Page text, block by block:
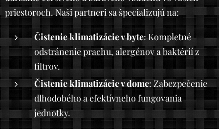
priestoroch. Naši partneri sa špecializujú na:
Čistenie klimatizácie v byte: Kompletné
odstránenie prachu, alergénov a baktérií z
filtrov.
Čistenie klimatizácie v dome: Zabezpečenie
dlhodobého a efektívneho fungovania
jednotky.